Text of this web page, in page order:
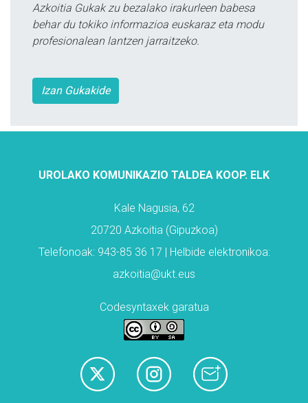
Azkoitia Gukak zu bezalako irakurleen babesa
behar du tokiko informazioa euskaraz eta modu
profesionalean lantzen jarraitzeko.
Izan Gukakide
UROLAKO KOMUNIKAZIO TALDEA KOOP. ELK
Kale Nagusia, 62
20720 Azkoitia (Gipuzkoa)
Telefonoak: 943-85 36 17 | Helbide elektronikoa:
azkoitia@ukt.eus
Codesyntaxek garatua